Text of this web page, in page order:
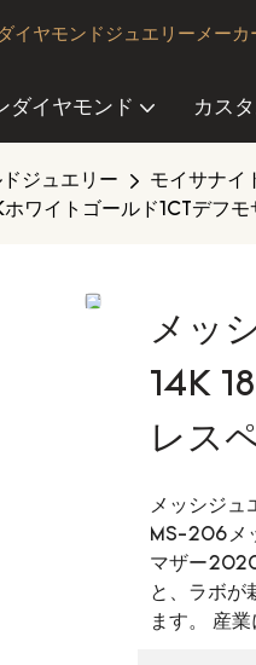
ヤモンドジュエリーメーカ
ダイヤモンド カス
ジュエリー
モイサナイ
ワイトゴールド1CTデフ
メッ
14K
レス
メッシジュ
MS-206メ
マザー
と、ラボが
ます。 産